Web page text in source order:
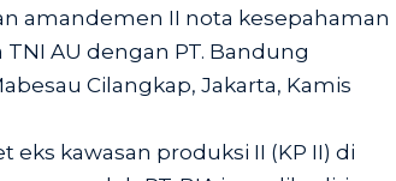
amandemen II nota kesepahaman
AU dengan PT. Bandung
Cilangkap, Jakarta, Kamis
kawasan produksi II (KP II) di